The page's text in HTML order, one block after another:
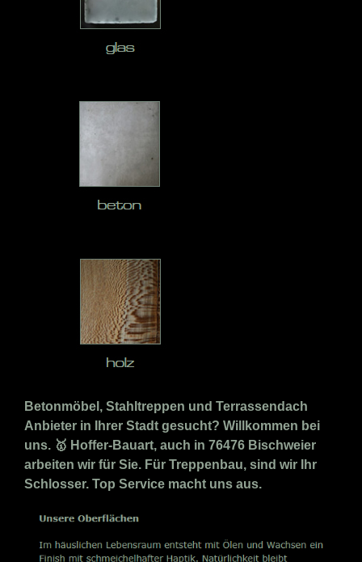
Betonmöbel, Stahltreppen und Terrassendach
Anbieter in Ihrer Stadt gesucht? Willkommen bei
uns. 🥇 Hoffer-Bauart, auch in 76476 Bischweier
arbeiten wir für Sie. Für Treppenbau, sind wir Ihr
Schlosser. Top Service macht uns aus.